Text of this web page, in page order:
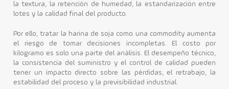
la textura, la retención de humedad, la estandarización entre
lotes y la calidad final del producto.
Por ello, tratar la harina de soja como una commodity aumenta
el riesgo de tomar decisiones incompletas. El costo por
kilogramo es solo una parte del análisis. El desempeño técnico,
la consistencia del suministro y el control de calidad pueden
tener un impacto directo sobre las pérdidas, el retrabajo, la
estabilidad del proceso y la previsibilidad industrial.